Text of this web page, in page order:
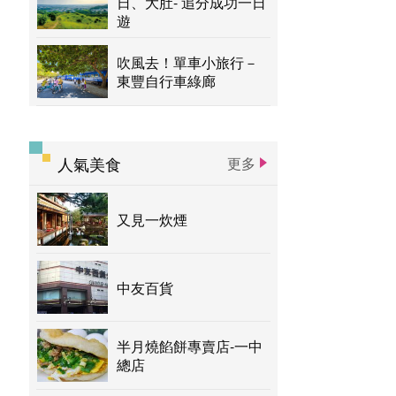
遊
吹風去！單車小旅行－
東豐自行車綠廊
人氣美食 更多
又見一炊煙
中友百貨
半月燒餡餅專賣店-一中
總店